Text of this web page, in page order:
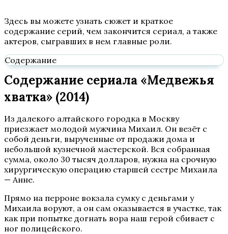
Здесь вы можете узнать сюжет и краткое
содержание серий, чем закончится сериал, а также
актеров, сыгравших в нем главные роли.
Содержание
Содержание сериала «Медвежья
хватка» (2014)
Из далекого алтайского городка в Москву
приезжает молодой мужчина Михаил. Он везёт с
собой деньги, вырученные от продажи дома и
небольшой кузнечной мастерской. Вся собранная
сумма, около 30 тысяч долларов, нужна на срочную
хирургическую операцию старшей сестре Михаила
— Анне.
Прямо на перроне вокзала сумку с деньгами у
Михаила воруют, а он сам оказывается в участке, так
как при попытке догнать вора наш герой сбивает с
ног полицейского.